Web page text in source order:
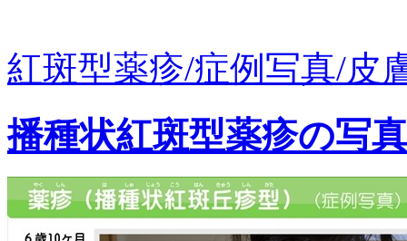
紅斑型薬疹/症例写真/皮
播種状紅斑型薬疹の写真